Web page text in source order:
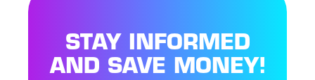
STAY INFORMED
AND SAVE MONEY!